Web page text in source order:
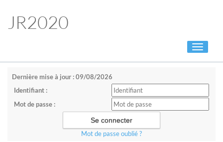
JR2020
Toggle
Dernière mise à jour : 09/08/2026
Identifiant :
Mot de passe :
Mot de passe oublié ?